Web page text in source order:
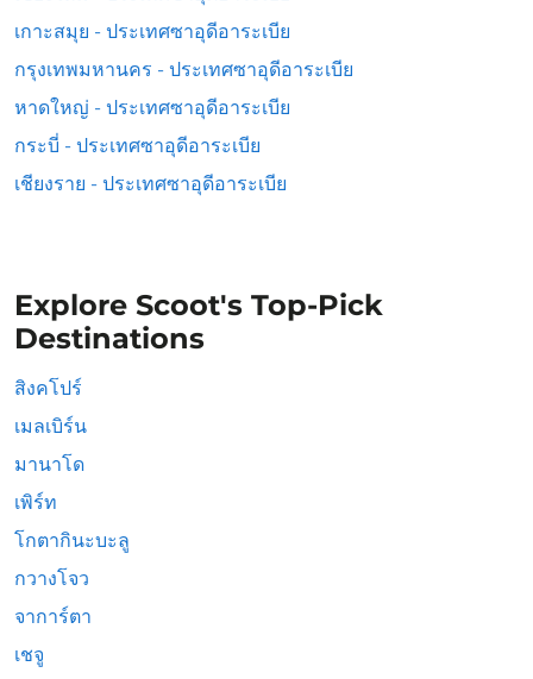
เกาะสมุย - ประเทศซาอุดีอาระเบีย
กรุงเทพมหานคร - ประเทศซาอุดีอาระเบีย
หาดใหญ่ - ประเทศซาอุดีอาระเบีย
กระบี่ - ประเทศซาอุดีอาระเบีย
เชียงราย - ประเทศซาอุดีอาระเบีย
Explore Scoot's Top-Pick
Destinations
สิงคโปร์
เมลเบิร์น
มานาโด
เพิร์ท
โกตากินะบะลู
กวางโจว
จาการ์ตา
เชจู